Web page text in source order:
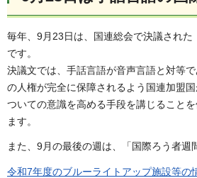
毎年、9月23日は、国連総会で決議された
です。
決議文では、手話言語が音声言語と対等
の人権が完全に保障されるよう国連加盟
ついての意識を高める手段を講じること
ます。
また、9月の最後の週は、「国際ろう者週
令和7年度のブルーライトアップ施設等の